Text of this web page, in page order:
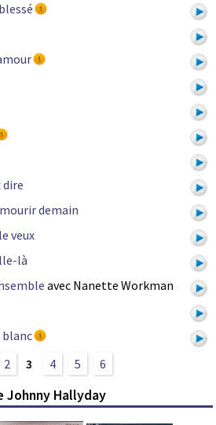
dire
demain
veux
là
avec Nanette Workman
blanc
2 3 4 5 6
Johnny Hallyday